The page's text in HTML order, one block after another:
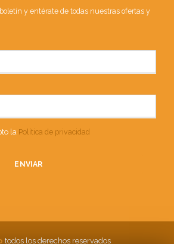
y entérate de todas nuestras ofertas y
la Política de privacidad
ENVIAR
todos los derechos reservados